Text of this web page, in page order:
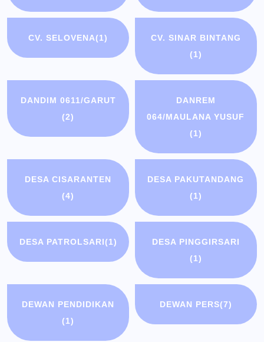
CV. SELOVENA(1)
CV. SINAR BINTANG
(1)
DANDIM 0611/GARUT
(2)
DANREM
064/MAULANA YUSUF
(1)
DESA CISARANTEN
(4)
DESA PAKUTANDANG
(1)
DESA PATROLSARI(1)
DESA PINGGIRSARI
(1)
DEWAN PENDIDIKAN
(1)
DEWAN PERS(7)